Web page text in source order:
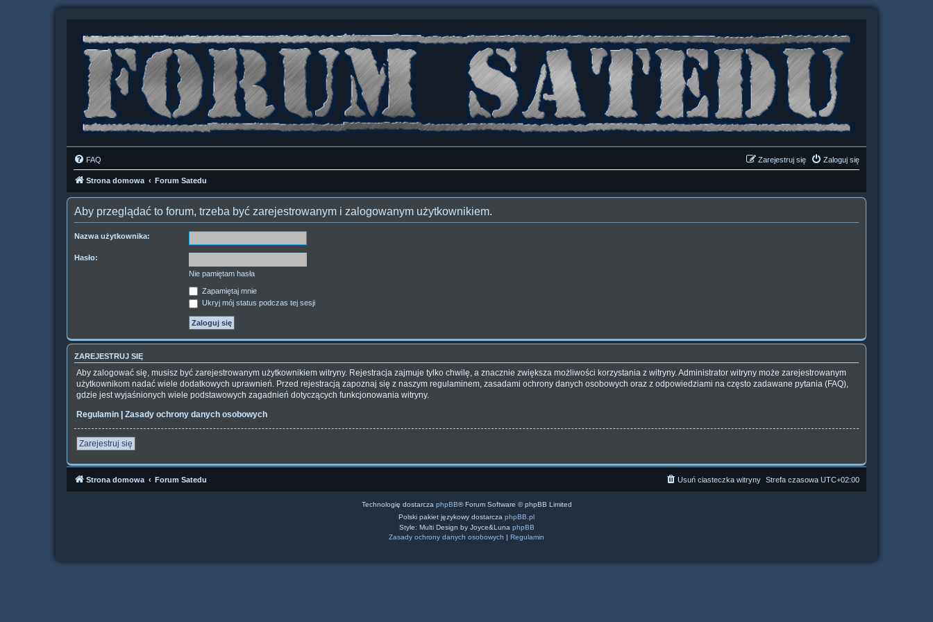
FAQ Zaloguj się
Zarejestruj się
Strona domowa Forum Satedu
Aby przeglądać to forum, trzeba być zarejestrowanym i zalogowanym użytkownikiem.
Nazwa użytkownika:
Hasło:
Nie pamiętam hasła
Zapamiętaj mnie
Ukryj mój status podczas tej sesji
ZAREJESTRUJ SIĘ
Aby zalogować się, musisz być zarejestrowanym użytkownikiem witryny. Rejestracja zajmuje tylko chwilę, a znacznie zwiększa możliwości korzystania z witryny. Administrator witryny może zarejestrowanym
użytkownikom nadać wiele dodatkowych uprawnień. Przed rejestracją zapoznaj się z naszym regulaminem, zasadami ochrony danych osobowych oraz z odpowiedziami na często zadawane pytania (FAQ),
gdzie jest wyjaśnionych wiele podstawowych zagadnień dotyczących funkcjonowania witryny.
Regulamin | Zasady ochrony danych osobowych
Zarejestruj się
Strona domowa Forum Satedu Strefa czasowa UTC+02:00
Usuń ciasteczka witryny
Technologię dostarcza phpBB® Forum Software © phpBB Limited
Polski pakiet językowy dostarcza phpBB.pl
Style: Multi Design by Joyce&Luna phpBB
Zasady ochrony danych osobowych | Regulamin